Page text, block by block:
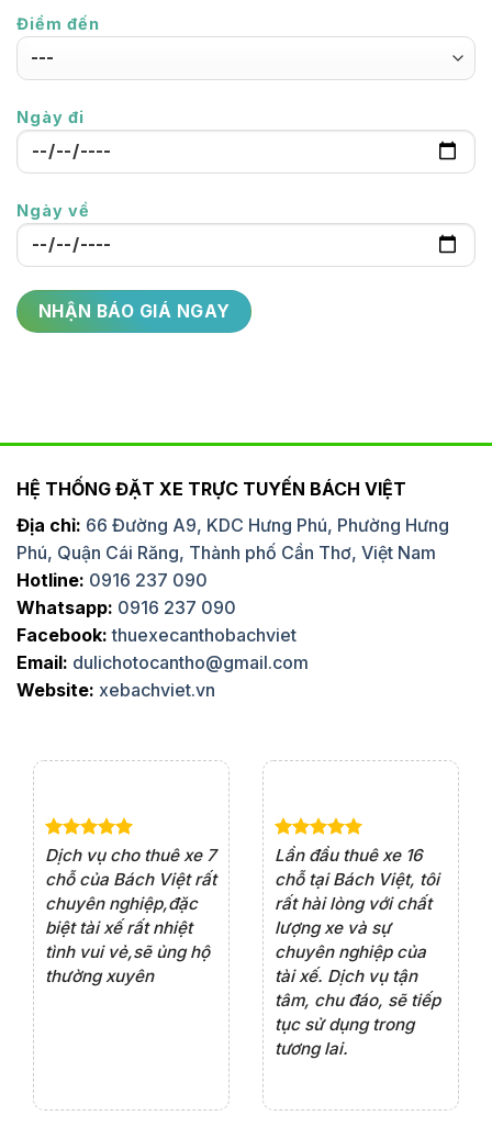
Điểm đến
Ngày đi
Ngày về
HỆ THỐNG ĐẶT XE TRỰC TUYẾN BÁCH VIỆT
Địa chỉ: 66 Đường A9, KDC Hưng Phú, Phường Hưng
Phú, Quận Cái Răng, Thành phố Cần Thơ, Việt Nam
Hotline: 0916 237 090
Whatsapp: 0916 237 090
Facebook: thuexecanthobachviet
Email: dulichotocantho@gmail.com
Website: xebachviet.vn
Dịch vụ cho thuê xe 7
chỗ của Bách Việt rất
chuyên nghiệp,đặc
biệt tài xế rất nhiệt
tình vui vẻ,sẽ ủng hộ
thường xuyên
Lần đầu thuê xe 16
chỗ tại Bách Việt, tôi
rất hài lòng với chất
lượng xe và sự
chuyên nghiệp của
tài xế. Dịch vụ tận
tâm, chu đáo, sẽ tiếp
tục sử dụng trong
tương lai.